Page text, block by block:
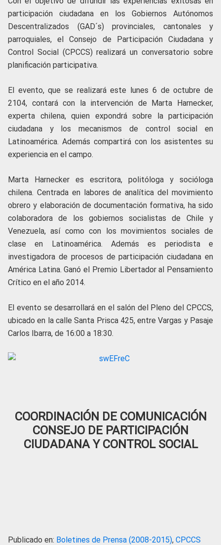
participación ciudadana en los Gobiernos Autónomos
Descentralizados (GAD´s) provinciales, cantonales y
parroquiales, el Consejo de Participación Ciudadana y
Control Social (CPCCS) realizará un conversatorio sobre
planificación participativa.
El evento, que se realizará este lunes 6 de octubre de
2104, contará con la intervención de Marta Harnecker,
experta chilena, quien expondrá sobre la participación
ciudadana y los mecanismos de control social en
Latinoamérica. Además compartirá con los asistentes su
experiencia en el campo.
Marta Harnecker es escritora, politóloga y socióloga
chilena. Centrada en labores de analítica del movimiento
obrero y elaboración de documentación formativa, ha sido
colaboradora de los gobiernos socialistas de Chile y
Venezuela, así como con los movimientos sociales de
clase en Latinoamérica. Además es periodista e
investigadora de procesos de participación ciudadana en
América Latina. Ganó el Premio Libertador al Pensamiento
Crítico en el año 2014.
El evento se desarrollará en el salón del Pleno del CPCCS,
ubicado en la calle Santa Prisca 425, entre Vargas y Pasaje
Carlos Ibarra, de 16:00 a 18:30.
COORDINACIÓN DE COMUNICACIÓN
CONSEJO DE PARTICIPACIÓN
CIUDADANA Y CONTROL SOCIAL
Publicado en: Boletines de Prensa (2008-2015), CPCCS